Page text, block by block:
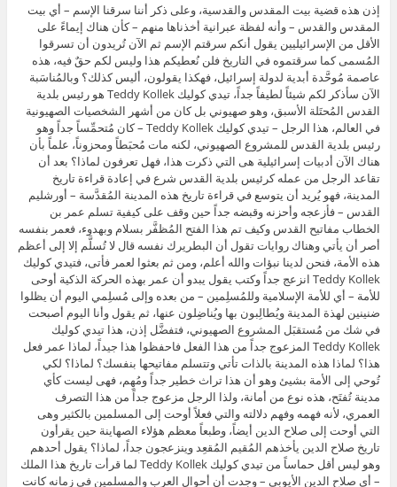
إذن هذه قضية بيت المقدس والقدسية، وعلى ذكر أننا سرقنا الإسم – أي بيت
المقدس والقدس – وأنه لفظة عبرانية أخذناها منهم – كأن هناك إيماءً على
الأقل من الإسرائيليين يقول أنكم سرقتم الإسم ثم الآن تُريدون أن تسرقوا
المُسمى كما سرقتموه في التاريخ فلن نُعطيكم هذا وليس لكم حقٌ فيه، هذه
عاصمة مُوحَّدة أبدية لدولة إسرائيل، فهكذا يقولون، أليس كذلك؟ وبالمُناسَبة
الآن سأذكر لكم شيئاً لطيفاً جداً، تيدي كوليك Teddy Kollek هو رئيس بلدية
القدس المُحتَلة الأسبق، وهو صهيوني بل كان من أشهر الشخصيات الصهيونية
في العالم، هذا الرجل – تيدي كوليك Teddy Kollek – كان مُتحمِّساً جداً وهو
رئيس بلدية القدس للمشروع الصهيوني، لكنه مات مُحبَطاً ومحزوناً، علماً بأن
هناك الآن أدبيات إسرائيلية هى التي ذكرت هذا، فهل تعرفون لماذا؟ بعد أن
تقاعد الرجل من عمله كرئيس بلدية القدس شرع في إعادة قراءة تاريخ
المدينة، فهو يُريد أن يتوسع في قراءة تاريخ هذه المدينة المُقدَّسة – أورشليم
القدس – فأزعجه وأحزنه وقبضه جداً حين وقف على كيفية تسلم عمر بن
الخطاب مفاتيح القدس وكيف تم هذا الفتح المُظفَّر بسلام وبهدوء، فعمر بنفسه
أصر أن يأتي وهناك روايات تقول أن البطريرك نفسه قال لا تُسلَّم إلا إلى أعظم
هذه الأمة، فنحن لدينا نبؤات والله أعلم، ومن ثم بعثوا لعمر فأتى، فتيدي كوليك
Teddy Kollek انزعج جداً وكتب يقول يبدو أن عمر بهذه الحركة الذكية أوحى
للأمة – أي للأمة الإسلامية وللمُسلِمين – من بعده وإلى مُسلِمي اليوم أن يظلوا
ضنينين لهذة المدينة ويُطالِبون بها ويُناضِلون عنها، ثم يقول وأنا اليوم أصبحت
في شك من مُستقبَل المشروع الصهيوني، فتفضَّل إذن، هذا تيدي كوليك
Teddy Kollek المزعوج جداً من هذا الفعل فاحفظوا هذا جيداً، لماذا عمر فعل
هذا؟ لماذا هذه المدينة بالذات تأتي وتتسلم مفاتيحها بنفسك؟ لماذا؟ لكي
تُوحي إلى الأمة بشيئ وهو أن هذا تراث خطير جداً ومُهِم، فهى ليست كأي
مدينة تُفتَح، هذه نوع من أمانة، ولذا الرجل مزعوج جداً من هذا التصرف
العمري، لأنه فهمه وفهم دلالته والتي فعلاً أوحت إلى المسلمين بالكثير وهى
التي أوحت إلى صلاح الدين أيضاً، وطبعاً معظم هؤلاء الصهاينة حين يقرأون
تاريخ صلاح الدين يأخذهم المُقيم المُقعِد وينزعجون جداً، لماذا؟ يقول أحدهم
وهو ليس أقل حماساً من تيدي كوليك Teddy Kollek لما قرأت تاريخ هذا الملك
– أي صلاح الدين الأيوبي – وجدت أن أحوال العرب والمسلمين في زمانه كانت